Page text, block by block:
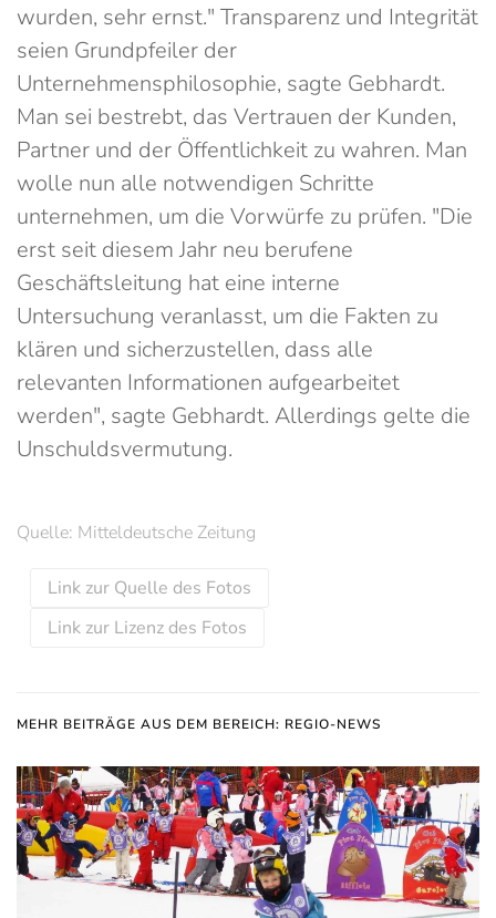
wurden, sehr ernst." Transparenz und Integrität
seien Grundpfeiler der
Unternehmensphilosophie, sagte Gebhardt.
Man sei bestrebt, das Vertrauen der Kunden,
Partner und der Öffentlichkeit zu wahren. Man
wolle nun alle notwendigen Schritte
unternehmen, um die Vorwürfe zu prüfen. "Die
erst seit diesem Jahr neu berufene
Geschäftsleitung hat eine interne
Untersuchung veranlasst, um die Fakten zu
klären und sicherzustellen, dass alle
relevanten Informationen aufgearbeitet
werden", sagte Gebhardt. Allerdings gelte die
Unschuldsvermutung.
Quelle: Mitteldeutsche Zeitung
Link zur Quelle des Fotos
Link zur Lizenz des Fotos
MEHR BEITRÄGE AUS DEM BEREICH: REGIO-NEWS